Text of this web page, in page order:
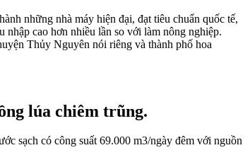
những nhà máy hiện đại, đạt tiêu chuẩn quốc tế,
cao hơn nhiều lần so với làm nông nghiệp.
Thủy Nguyên nói riêng và thành phố hoa
lúa chiêm trũng.
sạch có công suất 69.000 m3/ngày đêm với nguồn